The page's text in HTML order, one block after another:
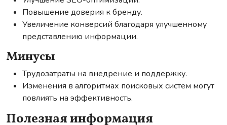
Повышение доверия к бренду.
Увеличение конверсий благодаря улучшенному
представлению информации.
Минусы
Трудозатраты на внедрение и поддержку.
Изменения в алгоритмах поисковых систем могут
повлиять на эффективность.
Полезная информация